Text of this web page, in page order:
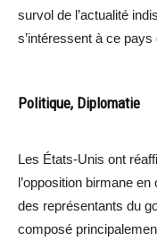
survol de l’actualité
s’intéressent à ce pays
Politique, Diplomatie
Les États-Unis ont
l’opposition birmane
des représentants du
composé